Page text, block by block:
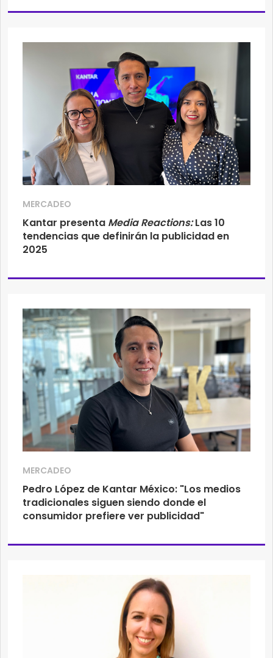
MERCADEO
Kantar presenta Media Reactions:Las 10
tendencias que definirán la publicidad en
2025
MERCADEO
Pedro López de Kantar México: "Los medios
tradicionales siguen siendo donde el
consumidor prefiere ver publicidad"